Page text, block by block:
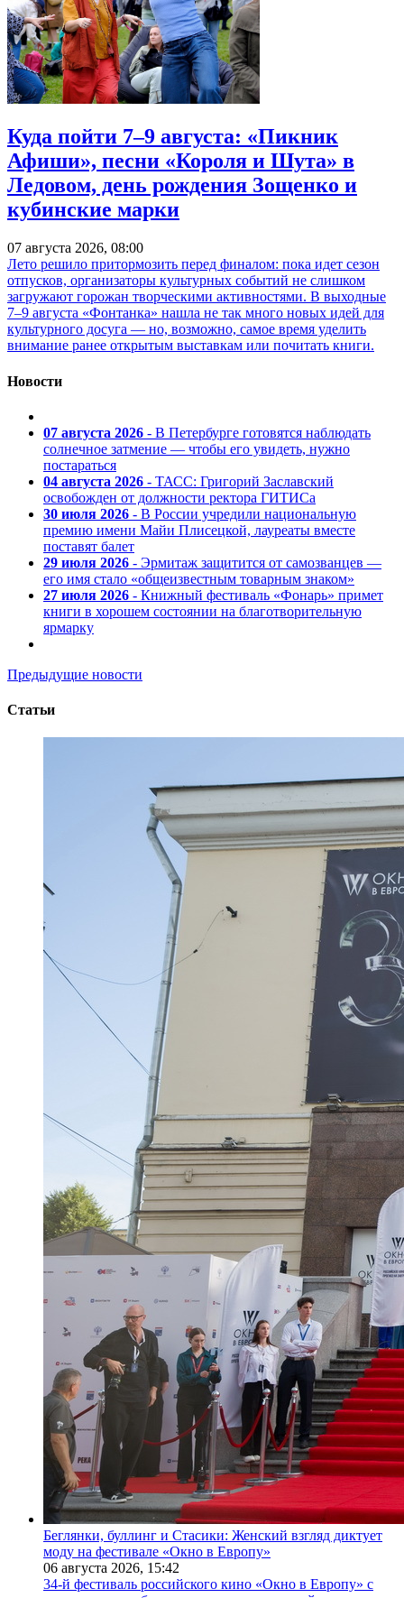
Куда пойти 7–9 августа: «Пикник
Афиши», песни «Короля и Шута» в
Ледовом, день рождения Зощенко и
кубинские марки
07 августа 2026, 08:00
Лето решило притормозить перед финалом: пока идет сезон
отпусков, организаторы культурных событий не слишком
загружают горожан творческими активностями. В выходные
7–9 августа «Фонтанка» нашла не так много новых идей для
культурного досуга — но, возможно, самое время уделить
внимание ранее открытым выставкам или почитать книги.
Новости
07 августа 2026 - В Петербурге готовятся наблюдать
солнечное затмение — чтобы его увидеть, нужно
постараться
04 августа 2026 - ТАСС: Григорий Заславский
освобожден от должности ректора ГИТИСа
30 июля 2026 - В России учредили национальную
премию имени Майи Плисецкой, лауреаты вместе
поставят балет
29 июля 2026 - Эрмитаж защитится от самозванцев —
его имя стало «общеизвестным товарным знаком»
27 июля 2026 - Книжный фестиваль «Фонарь» примет
книги в хорошем состоянии на благотворительную
ярмарку
Предыдущие новости
Статьи
Беглянки, буллинг и Стасики: Женский взгляд диктует
моду на фестивале «Окно в Европу»
06 августа 2026, 15:42
34-й фестиваль российского кино «Окно в Европу» с